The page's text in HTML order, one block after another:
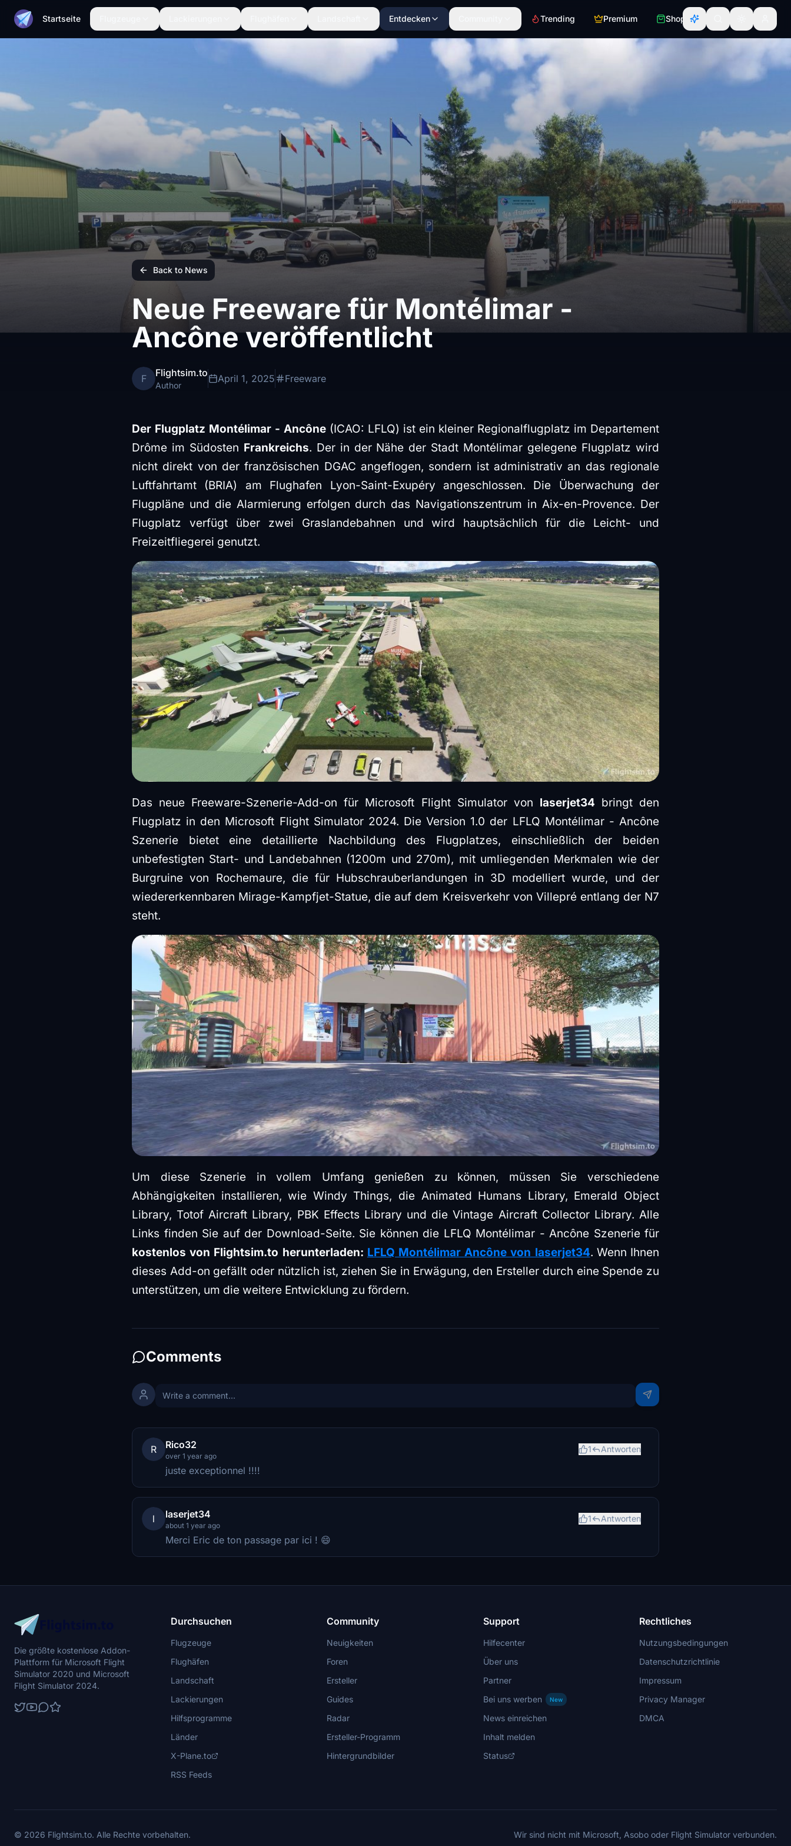
Startseite Entdecken Trending Premium Shop
Back to News
Neue Freeware für Montélimar -
Ancône veröffentlicht
F Flightsim.to
Author
April 1, 2025 Freeware
Der Flugplatz Montélimar - Ancône (ICAO: LFLQ) ist ein kleiner Regionalflugplatz im Departement
Drôme im Südosten Frankreichs. Der in der Nähe der Stadt Montélimar gelegene Flugplatz wird
nicht direkt von der französischen DGAC angeflogen, sondern ist administrativ an das regionale
Luftfahrtamt (BRIA) am Flughafen Lyon-Saint-Exupéry angeschlossen. Die Überwachung der
Flugpläne und die Alarmierung erfolgen durch das Navigationszentrum in Aix-en-Provence. Der
Flugplatz verfügt über zwei Graslandebahnen und wird hauptsächlich für die Leicht- und
Freizeitfliegerei genutzt.
Das neue Freeware-Szenerie-Add-on für Microsoft Flight Simulator von laserjet34 bringt den
Flugplatz in den Microsoft Flight Simulator 2024. Die Version 1.0 der LFLQ Montélimar - Ancône
Szenerie bietet eine detaillierte Nachbildung des Flugplatzes, einschließlich der beiden
unbefestigten Start- und Landebahnen (1200m und 270m), mit umliegenden Merkmalen wie der
Burgruine von Rochemaure, die für Hubschrauberlandungen in 3D modelliert wurde, und der
wiedererkennbaren Mirage-Kampfjet-Statue, die auf dem Kreisverkehr von Villepré entlang der N7
steht.
Um diese Szenerie in vollem Umfang genießen zu können, müssen Sie verschiedene
Abhängigkeiten installieren, wie Windy Things, die Animated Humans Library, Emerald Object
Library, Totof Aircraft Library, PBK Effects Library und die Vintage Aircraft Collector Library. Alle
Links finden Sie auf der Download-Seite. Sie können die LFLQ Montélimar - Ancône Szenerie für
kostenlos von Flightsim.to herunterladen: LFLQ Montélimar Ancône von laserjet34. Wenn Ihnen
dieses Add-on gefällt oder nützlich ist, ziehen Sie in Erwägung, den Ersteller durch eine Spende zu
unterstützen, um die weitere Entwicklung zu fördern.
Comments
R Rico32
over 1 year ago
1 Antworten
juste exceptionnel !!!!
l laserjet34
about 1 year ago
1 Antworten
Merci Eric de ton passage par ici ! 😄
Die größte kostenlose Addon-
Plattform für Microsoft Flight
Simulator 2020 und Microsoft
Flight Simulator 2024.
Durchsuchen
Flugzeuge
Flughäfen
Landschaft
Lackierungen
Hilfsprogramme
Länder
X-Plane.to
RSS Feeds
Community
Neuigkeiten
Foren
Ersteller
Guides
Radar
Ersteller-Programm
Hintergrundbilder
Support
Hilfecenter
Über uns
Partner
Bei uns werben
New
News einreichen
Inhalt melden
Status
Rechtliches
Nutzungsbedingungen
Datenschutzrichtlinie
Impressum
Privacy Manager
DMCA
© 2026 Flightsim.to. Alle Rechte vorbehalten. Wir sind nicht mit Microsoft, Asobo oder Flight Simulator verbunden.